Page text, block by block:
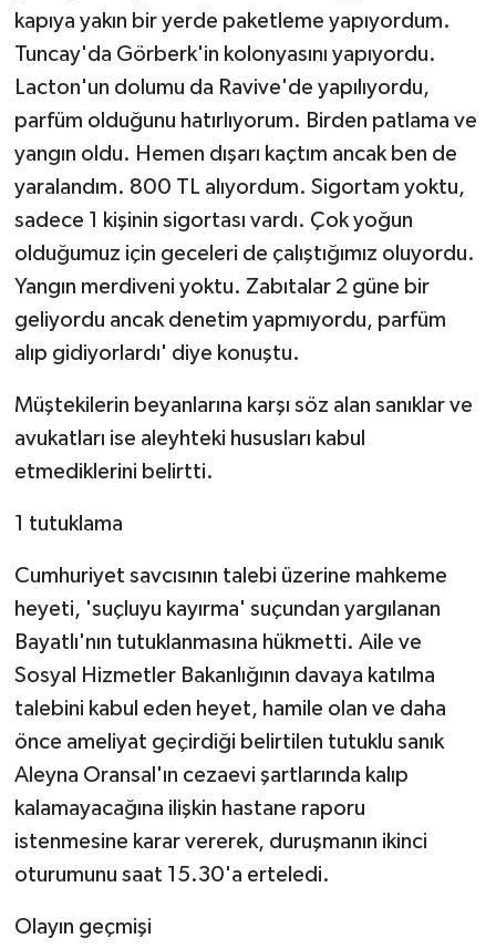
kapıya yakın bir yerde paketleme yapıyordum.
Tuncay'da Görberk'in kolonyasını yapıyordu.
Lacton'un dolumu da Ravive'de yapılıyordu,
parfüm olduğunu hatırlıyorum. Birden patlama ve
yangın oldu. Hemen dışarı kaçtım ancak ben de
yaralandım. 800 TL alıyordum. Sigortam yoktu,
sadece 1 kişinin sigortası vardı. Çok yoğun
olduğumuz için geceleri de çalıştığımız oluyordu.
Yangın merdiveni yoktu. Zabıtalar 2 güne bir
geliyordu ancak denetim yapmıyordu, parfüm
alıp gidiyorlardı' diye konuştu.
Müştekilerin beyanlarına karşı söz alan sanıklar ve
avukatları ise aleyhteki hususları kabul
etmediklerini belirtti.
1 tutuklama
Cumhuriyet savcısının talebi üzerine mahkeme
heyeti, 'suçluyu kayırma' suçundan yargılanan
Bayatlı'nın tutuklanmasına hükmetti. Aile ve
Sosyal Hizmetler Bakanlığının davaya katılma
talebini kabul eden heyet, hamile olan ve daha
önce ameliyat geçirdiği belirtilen tutuklu sanık
Aleyna Oransal'ın cezaevi şartlarında kalıp
kalamayacağına ilişkin hastane raporu
istenmesine karar vererek, duruşmanın ikinci
oturumunu saat 15.30'a erteledi.
Olayın geçmişi